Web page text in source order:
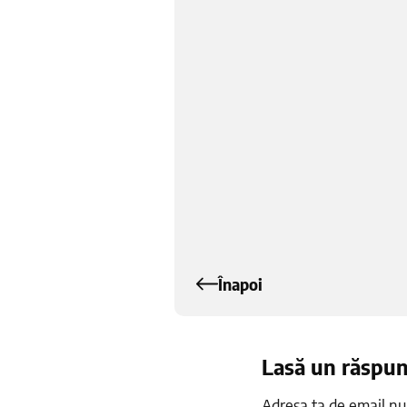
Înapoi
Lasă un